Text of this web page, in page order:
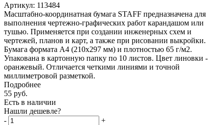
Артикул: 113484
Масштабно-координатная бумага STAFF предназначена для
выполнения чертежно-графических работ карандашом или
тушью. Применяется при создании инженерных схем и
чертежей, планов и карт, а также при рисовании выкройки.
Бумага формата А4 (210х297 мм) и плотностью 65 г/м2.
Упакована в картонную папку по 10 листов. Цвет линовки -
оранжевый. Отличается четкими линиями и точной
миллиметровой разметкой.
Подробнее
55 руб.
Есть в наличии
Нашли дешевле?
-
+